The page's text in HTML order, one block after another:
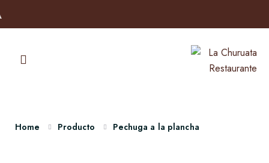
Home Producto Pechuga a la plancha